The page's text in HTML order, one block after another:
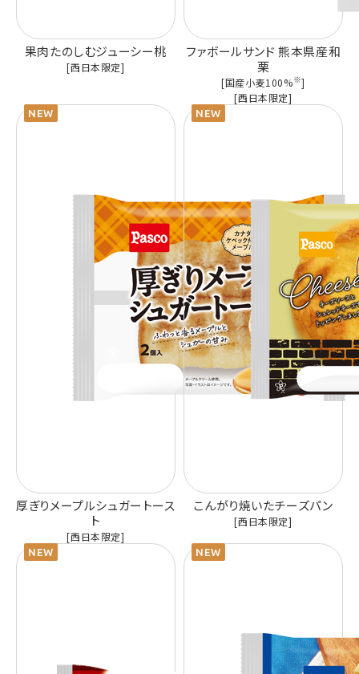
果肉たのしむジューシー桃
[西日本限定]
ファボールサンド 熊本県産和
栗
[国産小麦100%※]
[西日本限定]
厚ぎりメープルシュガートース
ト
[西日本限定]
こんがり焼いたチーズパン
[西日本限定]